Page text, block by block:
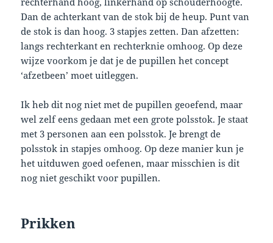
Dan de achterkant van de stok bij de heup. Punt van
de stok is dan hoog. 3 stapjes zetten. Dan afzetten:
langs rechterkant en rechterknie omhoog. Op deze
wijze voorkom je dat je de pupillen het concept
‘afzetbeen’ moet uitleggen.
Ik heb dit nog niet met de pupillen geoefend, maar
wel zelf eens gedaan met een grote polsstok. Je staat
met 3 personen aan een polsstok. Je brengt de
polsstok in stapjes omhoog. Op deze manier kun je
het uitduwen goed oefenen, maar misschien is dit
nog niet geschikt voor pupillen.
Prikken